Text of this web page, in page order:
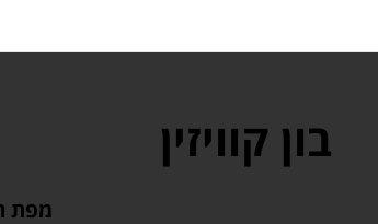
בון קוויזין
מפת